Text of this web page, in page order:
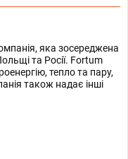
яка зосереджена
та Росії. Fortum
тепло та пару,
також надає інші